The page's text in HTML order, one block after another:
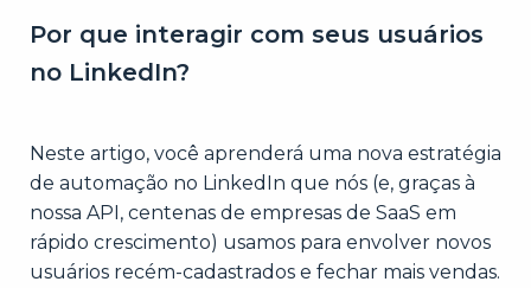
Por que interagir com seus usuários
no LinkedIn?
Neste artigo, você aprenderá uma nova estratégia
de automação no LinkedIn que nós (e, graças à
nossa API, centenas de empresas de SaaS em
rápido crescimento) usamos para envolver novos
usuários recém-cadastrados e fechar mais vendas.